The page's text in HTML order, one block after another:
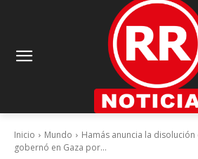
Inicio Mundo
Hamás anuncia la
gobernó en Gaza por...